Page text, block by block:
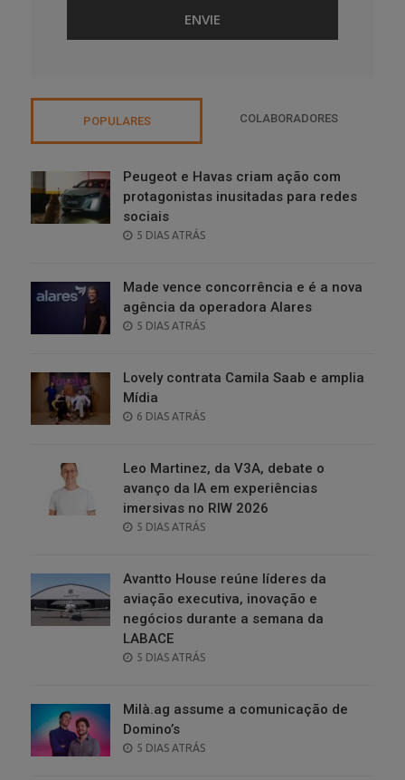
POPULARES COLABORADORES
Peugeot e Havas criam ação com
protagonistas inusitadas para redes
sociais
POSTED
5 DIAS ATRÁS
Made vence concorrência e é a nova
agência da operadora Alares
POSTED
5 DIAS ATRÁS
Lovely contrata Camila Saab e amplia
Mídia
POSTED
6 DIAS ATRÁS
Leo Martinez, da V3A, debate o
avanço da IA em experiências
imersivas no RIW 2026
POSTED
5 DIAS ATRÁS
Avantto House reúne líderes da
aviação executiva, inovação e
negócios durante a semana da
LABACE
POSTED
5 DIAS ATRÁS
Milà.ag assume a comunicação de
Domino’s
POSTED
5 DIAS ATRÁS